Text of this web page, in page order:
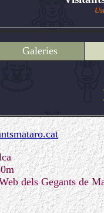
Galeries
dels Gegants de